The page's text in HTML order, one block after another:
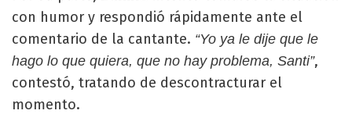
con humor y respondió rápidamente ante el
comentario de la cantante. “Yo ya le dije que le
hago lo que quiera, que no hay problema, Santi”,
contestó, tratando de descontracturar el
momento.